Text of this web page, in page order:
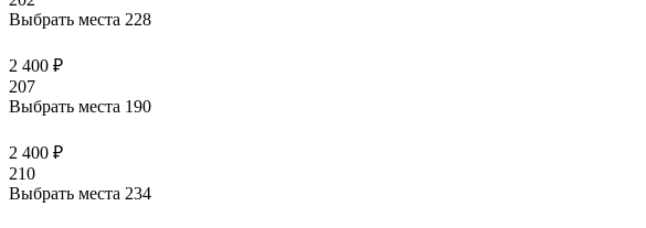
Выбрать места 228
2 400 ₽
207
Выбрать места 190
2 400 ₽
210
Выбрать места 234